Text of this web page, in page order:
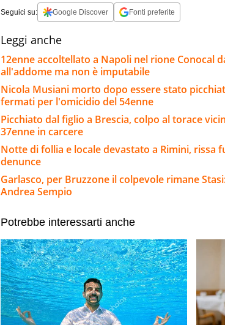
Seguici su: Google Discover Fonti preferite
Leggi anche
12enne accoltellato a Napoli nel rione Conocal
all'addome ma non è imputabile
Nicola Musiani morto dopo essere stato
fermati per l'omicidio del 54enne
Picchiato dal figlio a Brescia, colpo al torace
37enne in carcere
Notte di follia e locale devastato a Rimini, rissa
denunce
Garlasco, per Bruzzone il colpevole rimane
Andrea Sempio